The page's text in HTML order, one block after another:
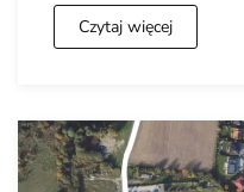
Czytaj więcej